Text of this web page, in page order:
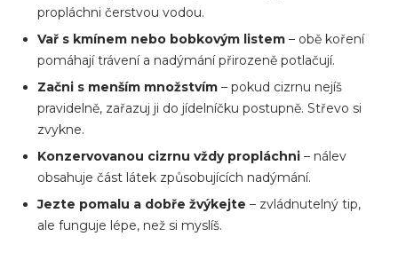
propláchni čerstvou vodou.
Vař s kmínem nebo bobkovým listem – obě koření
pomáhají trávení a nadýmání přirozeně potlačují.
Začni s menším množstvím – pokud cizrnu nejíš
pravidelně, zařazuj ji do jídelníčku postupně. Střevo si
zvykne.
Konzervovanou cizrnu vždy propláchni – nálev
obsahuje část látek způsobujících nadýmání.
Jezte pomalu a dobře žvýkejte – zvládnutelný tip,
ale funguje lépe, než si myslíš.